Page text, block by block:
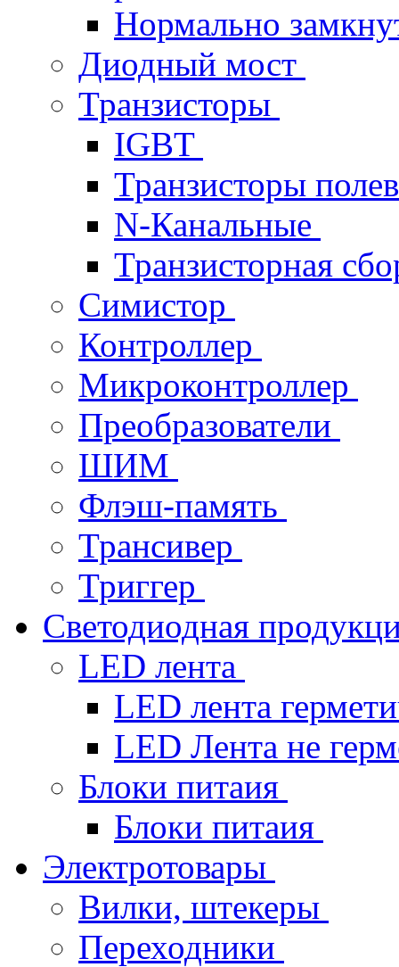
Нормально
Диодный мост
Транзисторы
IGBT
Транзисторы
N-Канальные
Транзисторная
Симистор
Контроллер
Микроконтроллер
Преобразователи
ШИМ
Флэш-память
Трансивер
Триггер
Светодиодная
LED лента
LED лента
LED Лента не
Блоки питаия
Блоки питаия
Электротовары
Вилки, штекеры
Переходники